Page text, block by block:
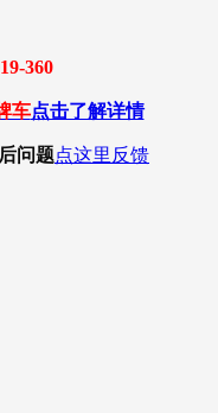
360
车点击了解详情
问题点这里反馈